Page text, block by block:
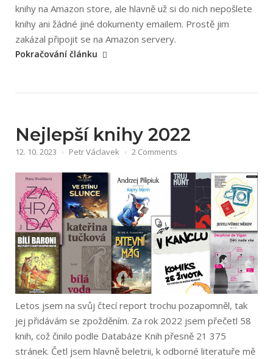
knihy na Amazon store, ale hlavně už si do nich nepošlete
knihy ani žádné jiné dokumenty emailem. Prostě jim
zakázal připojit se na Amazon servery.
co
s
Pokračování článku
Nejlepší knihy 2022
12. 10. 2023 Petr Václavek 2 Comments
Letos jsem na svůj čtecí report trochu pozapomněl, tak
jej přidávám se zpožděním. Za rok 2022 jsem přečetl 58
knih, což činilo podle Databáze Knih přesně 21 375
stránek. Četl jsem hlavně beletrii, k odborné literatuře mě